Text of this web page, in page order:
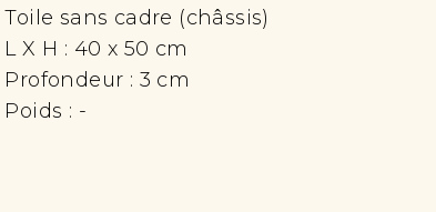
Toile sans cadre (châssis)
L X H : 40 x 50 cm
Profondeur : 3 cm
Poids : -